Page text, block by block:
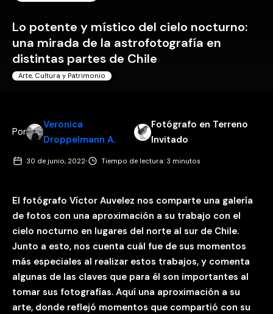
Lo potente y místico del cielo nocturno:
una mirada de la astrofotografía en
distintas partes de Chile
Arte, Cultura y Patrimonio
Por
Veronica
Droppelmann A.
Fotógrafo en Terreno
Invitado
30 de junio, 2022· Tiempo de lectura: 3 minutos
El fotógrafo Víctor Auvelez nos comparte una galería
de fotos con una aproximación a su trabajo con el
cielo nocturno en lugares del norte al sur de Chile.
Junto a esto, nos cuenta cuál fue de sus momentos
más especiales al realizar estos trabajos, y comenta
algunas de las claves que para él son importantes al
tomar sus fotografías. Aquí una aproximación a su
arte, donde reflejó momentos que compartió con su